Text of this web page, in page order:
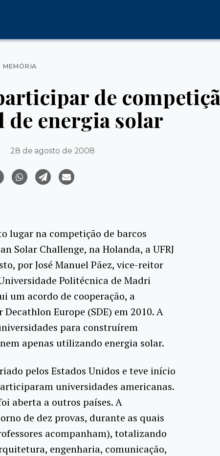
Categorias
MEMÓRIA
de
energia solar
28 de agosto de 2008
lugar na competição de barcos
Solar Challenge, na Holanda, a UFRJ
por José Manuel Pãez, vice-reitor
Politécnica de Madri
um acordo de cooperação, a
Europe (SDE) em 2010. A
para construírem
apenas utilizando energia solar.
pelos Estados Unidos e teve início
universidades americanas.
aberta a outros países. A
de dez provas, durante as quais
acompanham), totalizando
engenharia, comunicação,